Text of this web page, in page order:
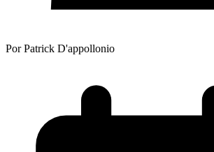
Por Patrick D'appollonio